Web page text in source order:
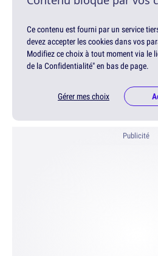
Ce contenu est fourni par un service
devez accepter les cookies dans vos
Modifiez ce choix à tout moment via le
de la Confidentialité" en bas de page.
Gérer mes choix
Publicité